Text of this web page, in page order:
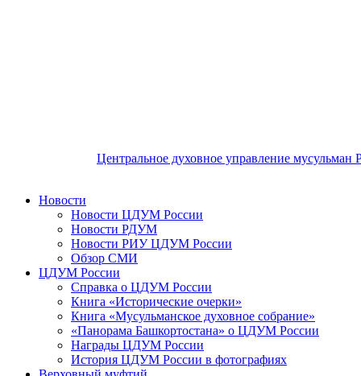
Центральное духовное управление мусульман
Новости
Новости ЦДУМ России
Новости РДУМ
Новости РИУ ЦДУМ России
Обзор СМИ
ЦДУМ России
Справка о ЦДУМ России
Книга «Исторические очерки»
Книга «Мусульманское духовное собрание»
«Панорама Башкортостана» о ЦДУМ России
Награды ЦДУМ России
История ЦДУМ России в фотографиях